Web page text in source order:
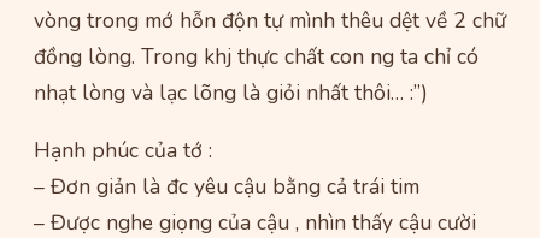
vòng trong mớ hỗn độn tự mình thêu dệt về 2 chữ
đồng lòng. Trong khj thực chất con ng ta chỉ có
nhạt lòng và lạc lõng là giỏi nhất thôi… :”)
Hạnh phúc của tớ :
– Đơn giản là đc yêu cậu bằng cả trái tim
– Được nghe giọng của cậu , nhìn thấy cậu cười